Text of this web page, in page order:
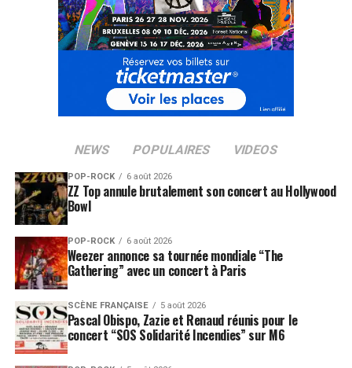
NEWS POPULAIRES VIDEOS
POP-ROCK 6 août 2026
ZZ Top annule brutalement son concert au Hollywood
Bowl
POP-ROCK 6 août 2026
Weezer annonce sa tournée mondiale “The
Gathering” avec un concert à Paris
SCÈNE FRANÇAISE 5 août 2026
Pascal Obispo, Zazie et Renaud réunis pour le
concert “SOS Solidarité Incendies” sur M6